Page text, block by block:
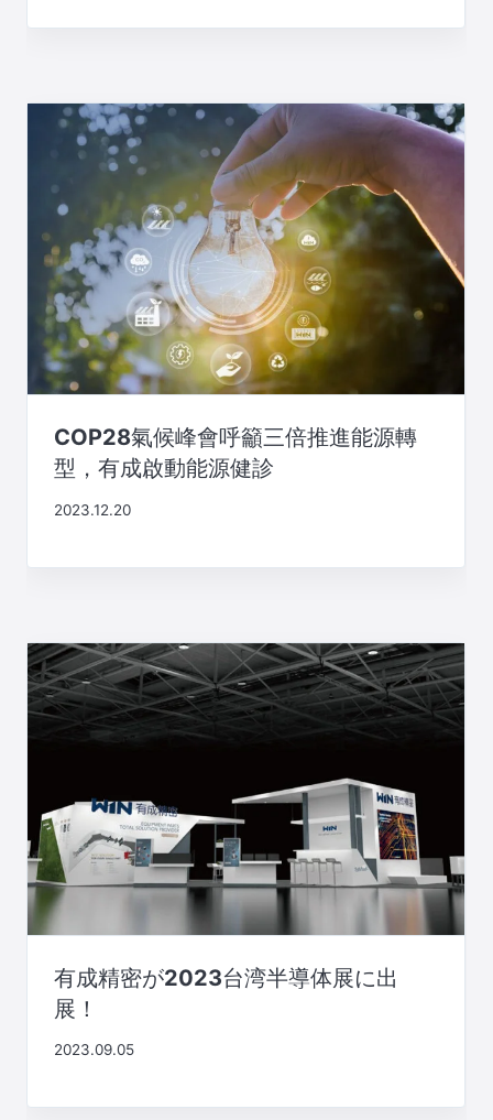
COP28氣候峰會呼籲三倍推進能源轉
型，有成啟動能源健診
2023.12.20
有成精密が2023台湾半導体展に出
展！
2023.09.05